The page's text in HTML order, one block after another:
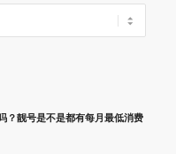
？靓号是不是都有每月最低消费